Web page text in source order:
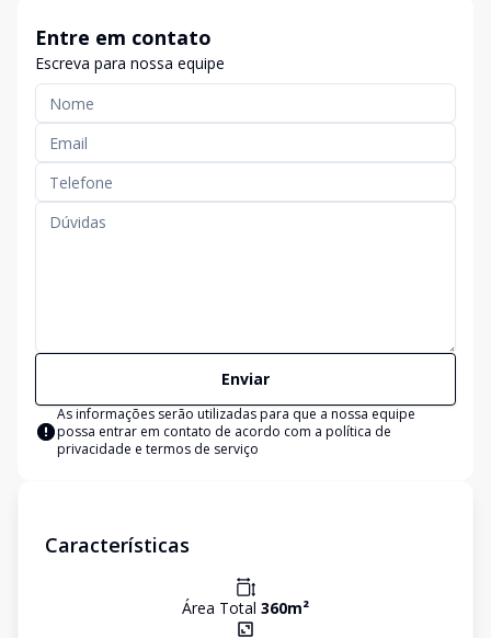
Entre em contato
Escreva para nossa equipe
Enviar
As informações serão utilizadas para que a nossa equipe
possa entrar em contato de acordo com a política de
privacidade e termos de serviço
Características
Área Total 360m²